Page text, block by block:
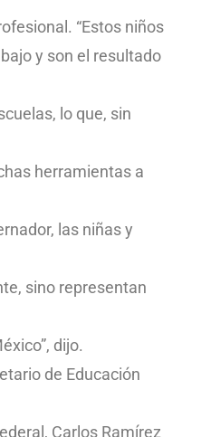
“Estos niños
y son el resultado
lo que, sin
herramientas a
las niñas y
sino representan
dijo.
de Educación
Carlos Ramírez